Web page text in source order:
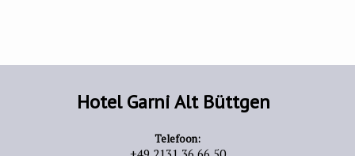
Hotel Garni Alt Büttgen
Telefoon: